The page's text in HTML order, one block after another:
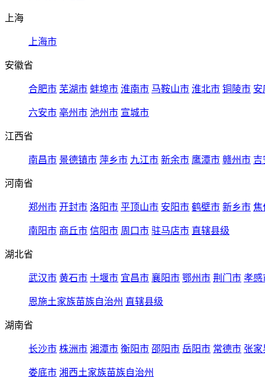
上海
上海市
安徽省
合肥市 芜湖市 蚌埠市 淮南市 马鞍山市 淮北市 铜陵市 安
六安市 亳州市 池州市 宣城市
江西省
南昌市 景德镇市 萍乡市 九江市 新余市 鹰潭市 赣州市 吉
河南省
郑州市 开封市 洛阳市 平顶山市 安阳市 鹤壁市 新乡市 焦
南阳市 商丘市 信阳市 周口市 驻马店市 直辖县级
湖北省
武汉市 黄石市 十堰市 宜昌市 襄阳市 鄂州市 荆门市 孝感
恩施土家族苗族自治州 直辖县级
湖南省
长沙市 株洲市 湘潭市 衡阳市 邵阳市 岳阳市 常德市 张家
娄底市 湘西土家族苗族自治州